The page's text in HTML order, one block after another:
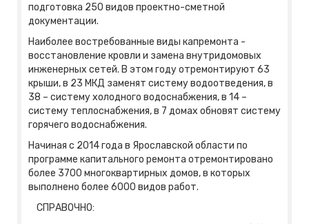
подготовка 250 видов проектно-сметной
документации.
Наиболее востребованные виды капремонта -
восстановление кровли и замена внутридомовых
инженерных сетей. В этом году отремонтируют 63
крыши, в 23 МКД заменят систему водоотведения, в
38 – систему холодного водоснабжения, в 14 –
систему теплоснабжения, в 7 домах обновят систему
горячего водоснабжения.
Начиная с 2014 года в Ярославской области по
программе капитального ремонта отремонтировано
более 3700 многоквартирных домов, в которых
выполнено более 6000 видов работ.
СПРАВОЧНО: